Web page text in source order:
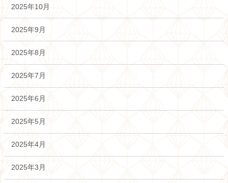
2025年10月
2025年9月
2025年8月
2025年7月
2025年6月
2025年5月
2025年4月
2025年3月